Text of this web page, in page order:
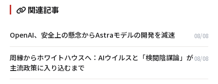
関連記事
OpenAI、安全上の懸念からAstraモデルの開発を減速 08/08
周縁からホワイトハウスへ：AIウイルスと「検閲陰謀論」が
主流政策に入り込むまで
08/08